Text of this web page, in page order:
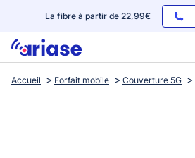
La fibre à partir de 22,99€
Box internet
Accueil Forfait mobile Couverture 5G